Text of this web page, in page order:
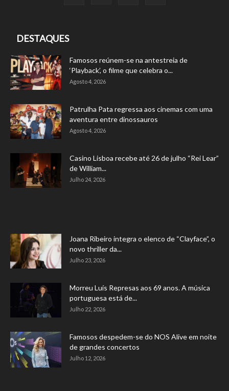
DESTAQUES
Famosos reúnem-se na antestreia de
‘Playback’, o filme que celebra o...
Agosto 4, 2026
Patrulha Pata regressa aos cinemas com uma
aventura entre dinossauros
Agosto 4, 2026
Casino Lisboa recebe até 26 de julho “Rei Lear”
de William...
Julho 24, 2026
Joana Ribeiro integra o elenco de “Clayface”, o
novo thriller da...
Julho 23, 2026
Morreu Luís Represas aos 69 anos. A música
portuguesa está de...
Julho 22, 2026
Famosos despedem-se do NOS Alive em noite
de grandes concertos
Julho 12, 2026